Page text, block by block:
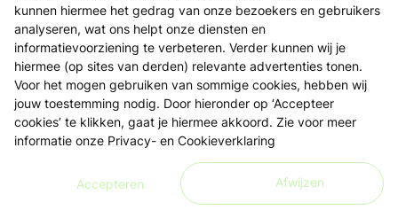
kunnen hiermee het gedrag van onze bezoekers en gebruikers
analyseren, wat ons helpt onze diensten en
informatievoorziening te verbeteren. Verder kunnen wij je
hiermee (op sites van derden) relevante advertenties tonen.
Voor het mogen gebruiken van sommige cookies, hebben wij
jouw toestemming nodig. Door hieronder op ‘Accepteer
cookies’ te klikken, gaat je hiermee akkoord. Zie voor meer
informatie onze Privacy- en Cookieverklaring
Accepteren Afwijzen